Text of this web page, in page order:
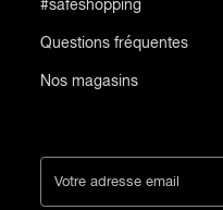
#safeshopping
Questions fréquentes
Nos magasins